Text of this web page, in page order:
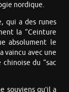
nordique.
qui a des runes
la “Ceinture
absolument le
vaincu avec une
du “sac
souviens qu’il a